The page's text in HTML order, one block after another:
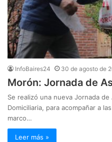
InfoBaires24 30 de agosto de
Morón: Jornada de
Se realizó una nueva Jornada
Domiciliaria, para acompañar a
marco…
Leer más »